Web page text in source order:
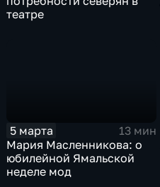
театре
5 марта
13 мин
Мария Масленникова: о
юбилейной Ямальской
неделе мод